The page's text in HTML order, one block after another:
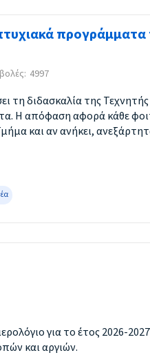
προγράμματα
4997
τη διδασκαλία της
Η απόφαση αφορά κάθε
και αν ανήκει,
για το έτος 2026-
και αργιών.